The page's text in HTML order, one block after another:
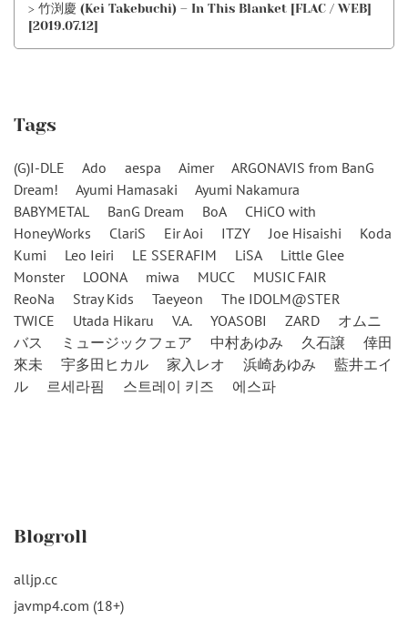
> 竹渕慶 (Kei Takebuchi) – In This Blanket [FLAC / WEB]
[2019.07.12]
Tags
(G)I-DLE Ado aespa Aimer
ARGONAVIS from BanG
Dream!
Ayumi Hamasaki
Ayumi Nakamura
BABYMETAL
BanG Dream BoA
CHiCO with
HoneyWorks
ClariS Eir Aoi ITZY Joe Hisaishi
Koda
Kumi
Leo Ieiri LE SSERAFIM LiSA
Little Glee
Monster
LOONA miwa MUCC
MUSIC FAIR
ReoNa
Stray Kids Taeyeon
The IDOLM@STER
TWICE
Utada Hikaru V.A. YOASOBI ZARD
オムニ
バス
ミュージックフェア 中村あゆみ 久石譲
倖田
來未
宇多田ヒカル 家入レオ 浜崎あゆみ
藍井エイ
ル
르세라핌 스트레이 키즈 에스파
Blogroll
alljp.cc
javmp4.com (18+)